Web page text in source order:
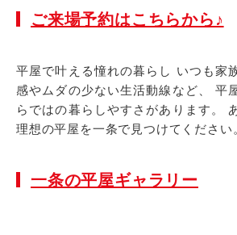
ご来場予約はこちらから♪
平屋で叶える憧れの暮らし いつも家
感やムダの少ない生活動線など、 平
らではの暮らしやすさがあります。
理想の平屋を一条で見つけてください
一条の平屋ギャラリー